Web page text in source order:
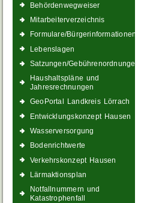
Behördenwegweiser
Mitarbeiterverzeichnis
Formulare/Bürgerinformationen
Lebenslagen
Satzungen/Gebührenordnungen
Haushaltspläne und
Jahresrechnungen
GeoPortal Landkreis Lörrach
Entwicklungskonzept Hausen
Wasserversorgung
Bodenrichtwerte
Verkehrskonzept Hausen
Lärmaktionsplan
Notfallnummern und
Katastrophenfall